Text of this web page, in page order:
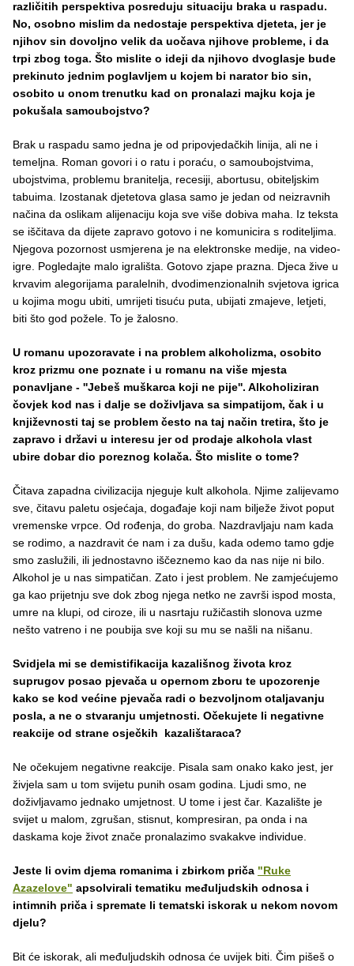
različitih perspektiva posreduju situaciju braka u raspadu.
No, osobno mislim da nedostaje perspektiva djeteta, jer je
njihov sin dovoljno velik da uočava njihove probleme, i da
trpi zbog toga. Što mislite o ideji da njihovo dvoglasje bude
prekinuto jednim poglavljem u kojem bi narator bio sin,
osobito u onom trenutku kad on pronalazi majku koja je
pokušala samoubojstvo?
Brak u raspadu samo jedna je od pripovjedačkih linija, ali ne i
temeljna. Roman govori i o ratu i poraću, o samoubojstvima,
ubojstvima, problemu branitelja, recesiji, abortusu, obiteljskim
tabuima. Izostanak djetetova glasa samo je jedan od neizravnih
načina da oslikam alijenaciju koja sve više dobiva maha. Iz teksta
se iščitava da dijete zapravo gotovo i ne komunicira s roditeljima.
Njegova pozornost usmjerena je na elektronske medije, na video-
igre. Pogledajte malo igrališta. Gotovo zjape prazna. Djeca žive u
krvavim alegorijama paralelnih, dvodimenzionalnih svjetova igrica
u kojima mogu ubiti, umrijeti tisuću puta, ubijati zmajeve, letjeti,
biti što god požele. To je žalosno.
U romanu upozoravate i na problem alkoholizma, osobito
kroz prizmu one poznate i u romanu na više mjesta
ponavljane - ''Jebeš muškarca koji ne pije''. Alkoholiziran
čovjek kod nas i dalje se doživljava sa simpatijom, čak i u
književnosti taj se problem često na taj način tretira, što je
zapravo i državi u interesu jer od prodaje alkohola vlast
ubire dobar dio poreznog kolača. Što mislite o tome?
Čitava zapadna civilizacija njeguje kult alkohola. Njime zalijevamo
sve, čitavu paletu osjećaja, događaje koji nam bilježe život poput
vremenske vrpce. Od rođenja, do groba. Nazdravljaju nam kada
se rodimo, a nazdravit će nam i za dušu, kada odemo tamo gdje
smo zaslužili, ili jednostavno iščeznemo kao da nas nije ni bilo.
Alkohol je u nas simpatičan. Zato i jest problem. Ne zamjećujemo
ga kao prijetnju sve dok zbog njega netko ne završi ispod mosta,
umre na klupi, od ciroze, ili u nasrtaju ružičastih slonova uzme
nešto vatreno i ne poubija sve koji su mu se našli na nišanu.
Svidjela mi se demistifikacija kazališnog života kroz
suprugov posao pjevača u opernom zboru te upozorenje
kako se kod većine pjevača radi o bezvoljnom otaljavanju
posla, a ne o stvaranju umjetnosti. Očekujete li negativne
reakcije od strane osječkih kazalištaraca?
Ne očekujem negativne reakcije. Pisala sam onako kako jest, jer
živjela sam u tom svijetu punih osam godina. Ljudi smo, ne
doživljavamo jednako umjetnost. U tome i jest čar. Kazalište je
svijet u malom, zgrušan, stisnut, kompresiran, pa onda i na
daskama koje život znače pronalazimo svakakve individue.
Jeste li ovim djema romanima i zbirkom priča "Ruke
Azazelove" apsolvirali tematiku međuljudskih odnosa i
intimnih priča i spremate li tematski iskorak u nekom novom
djelu?
Bit će iskorak, ali međuljudskih odnosa će uvijek biti. Čim pišeš o